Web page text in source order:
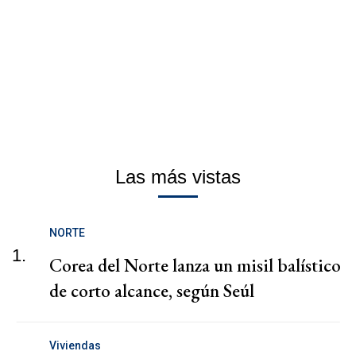
Las más vistas
1.
NORTE
Corea del Norte lanza un misil balístico
de corto alcance, según Seúl
Viviendas